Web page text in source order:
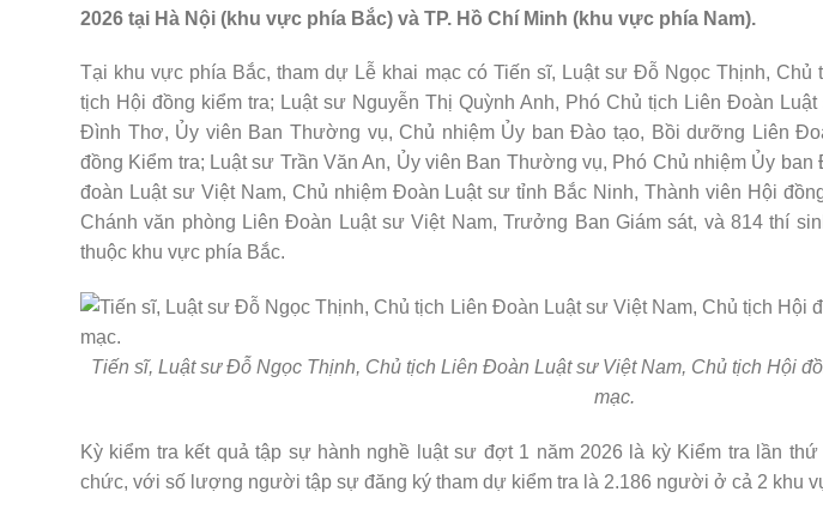
2026 tại Hà Nội (khu vực phía Bắc) và TP. Hồ Chí Minh (khu vực phía Nam).
Tại khu vực phía Bắc, tham dự Lễ khai mạc có Tiến sĩ, Luật sư Đỗ Ngọc Thịnh,
tịch Hội đồng kiểm tra; Luật sư Nguyễn Thị Quỳnh Anh, Phó Chủ tịch Liên Đoàn
Đình Thơ, Ủy viên Ban Thường vụ, Chủ nhiệm Ủy ban Đào tạo, Bồi dưỡng Liên
đồng Kiểm tra; Luật sư Trần Văn An, Ủy viên Ban Thường vụ, Phó Chủ nhiệm Ủy
đoàn Luật sư Việt Nam, Chủ nhiệm Đoàn Luật sư tỉnh Bắc Ninh, Thành viên Hội
Chánh văn phòng Liên Đoàn Luật sư Việt Nam, Trưởng Ban Giám sát, và 814 thí
thuộc khu vực phía Bắc.
Tiến sĩ, Luật sư Đỗ Ngọc Thịnh, Chủ tịch Liên Đoàn Luật sư Việt Nam, Chủ tịch Hội
mạc.
Kỳ kiểm tra kết quả tập sự hành nghề luật sư đợt 1 năm 2026 là kỳ Kiểm tra lần
chức, với số lượng người tập sự đăng ký tham dự kiểm tra là 2.186 người ở cả 2 khu